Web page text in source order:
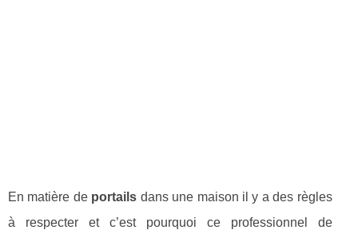
En matière de portails dans une maison il y a des règles
à respecter et c’est pourquoi ce professionnel de